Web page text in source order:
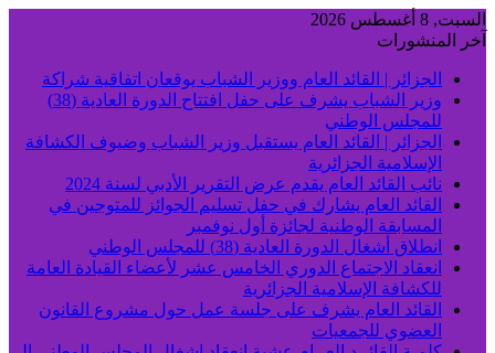
السبت, 8 أغسطس 2026
آخر المنشورات
الجزائر | القائد العام ووزير الشباب يوقعان اتفاقية شراكة
وزير الشباب يشرف على حفل افتتاح الدورة العادية (38)
للمجلس الوطني
الجزائر | القائد العام يستقبل وزير الشباب وضيوف الكشافة
الإسلامية الجزائرية
نائب القائد العام يقدم عرض التقرير الأدبي لسنة 2024
القائد العام يشارك في حفل تسليم الجوائز للمتوجين في
المسابقة الوطنية لجائزة أول نوفمبر
انطلاق أشغال الدورة العادية (38) للمجلس الوطني
انعقاد الاجتماع الدوري الخامس عشر لأعضاء القيادة العامة
للكشافة الإسلامية الجزائرية
القائد العام يشرف على جلسة عمل حول مشروع القانون
العضوي للجمعيات